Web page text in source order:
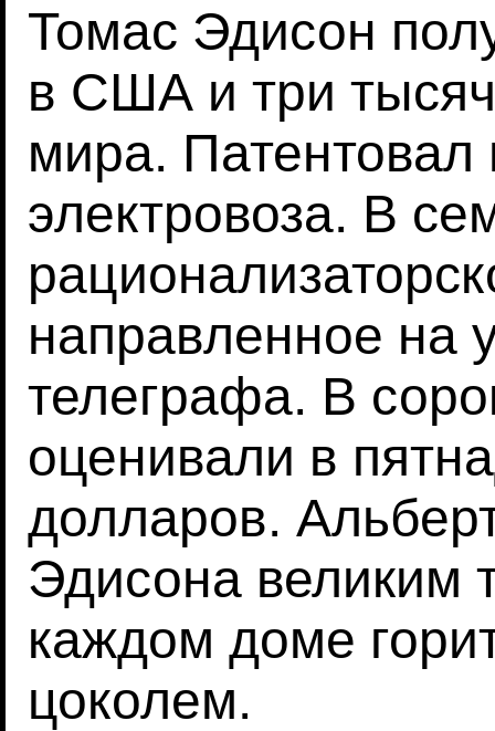
Томас Эдисон
в США и три
мира. Патентовал
электровоза. В
направленное на
телеграфа. В
оценивали в
долларов.
Эдисона великим
каждом доме
цоколем.